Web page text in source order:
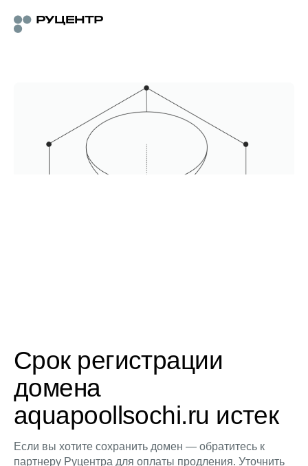
Срок регистрации
домена
aquapoollsochi.ru истек
Если вы хотите сохранить домен — обратитесь к
партнеру Руцентра для оплаты продления. Уточнить